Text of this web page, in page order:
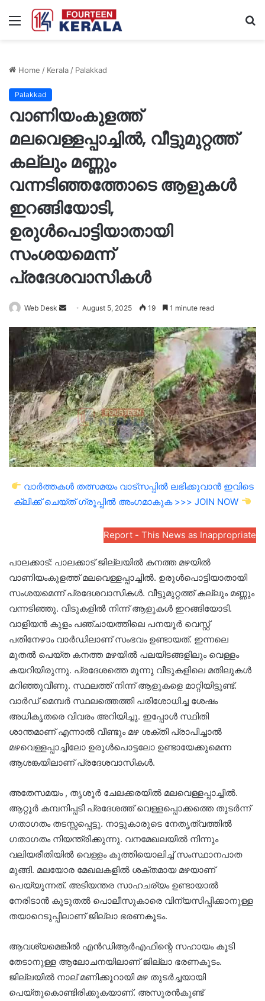
Menu
Home / Kerala/ Palakkad
Palakkad
വാണിയംകുളത്ത്
മലവെള്ളപ്പാച്ചിൽ, വീട്ടുമുറ്റത്ത്
കല്ലും മണ്ണും
വന്നടിഞ്ഞത്തോടെ ആളുകൾ
ഇറങ്ങിയോടി,
ഉരുൾപൊട്ടിയാതായി
സംശയമെന്ന്
പ്രദേശവാസികൾ
Web Desk
Send
email
August 5, 2025 19 1 minute read
വാർത്തകൾ തത്സമയം വാട്സപ്പിൽ ലഭിക്കുവാൻ ഇവിടെ
ക്ലിക്ക് ചെയ്ത് ഗ്രൂപ്പിൽ അംഗമാകുക >>> JOIN NOW
Report - This News as Inappropriate
പാലക്കാട്: പാലക്കാട് ജില്ലയിൽ കനത്ത മഴയിൽ
വാണിയംകുളത്ത് മലവെള്ളപ്പാച്ചിൽ. ഉരുൾപൊട്ടിയാതായി
സംശയമെന്ന് പ്രദേശവാസികൾ. വീട്ടുമുറ്റത്ത് കല്ലും മണ്ണും
വന്നടിഞ്ഞു. വീടുകളിൽ നിന്ന് ആളുകൾ ഇറങ്ങിയോടി.
വാളിയൻ കുളം പഞ്ചായത്തിലെ പനയൂർ വെസ്റ്റ്
പതിനേഴാം വാർഡിലാണ് സംഭവം ഉണ്ടായത്. ഇന്നലെ
മുതൽ പെയ്ത കനത്ത മഴയിൽ പലയിടങ്ങളിലും വെള്ളം
കയറിയിരുന്നു. പ്രദേശത്തെ മൂന്നു വീടുകളിലെ മതിലുകൾ
മറിഞ്ഞുവീണു. സ്ഥലത്ത് നിന്ന് ആളുകളെ മാറ്റിയിട്ടുണ്ട്.
വാർഡ് മെമ്പർ സ്ഥലത്തെത്തി പരിശോധിച്ച ശേഷം
അധികൃതരെ വിവരം അറിയിച്ചു. ഇപ്പോൾ സ്ഥിതി
ശാന്തമാണ് എന്നാൽ വീണ്ടും മഴ ശക്തി പ്രാപിച്ചാൽ
മഴവെള്ളപ്പാച്ചിലോ ഉരുൾപൊട്ടലോ ഉണ്ടായേക്കുമെന്ന
ആശങ്കയിലാണ് പ്രദേശവാസികൾ.
അതേസമയം , തൃശൂർ ചേലക്കരയിൽ മലവെള്ളപ്പാച്ചിൽ.
ആറ്റൂർ കമ്പനിപ്പടി പ്രദേശത്ത് വെള്ളപ്പൊക്കത്തെ തുടർന്ന്
ഗതാഗതം തടസ്സപ്പെട്ടു. നാട്ടുകാരുടെ നേതൃത്വത്തിൽ
ഗതാഗതം നിയന്ത്രിക്കുന്നു. വനമേഖലയിൽ നിന്നും
വലിയരീതിയിൽ വെള്ളം കുത്തിയൊലിച്ച് സംസ്ഥാനപാത
മുങ്ങി. മലയോര മേഖലകളിൽ ശക്തമായ മഴയാണ്
പെയ്യുന്നത്. അടിയന്തര സാഹചര്യം ഉണ്ടായാൽ
നേരിടാൻ കൂടുതൽ പൊലീസുകാരെ വിന്യസിപ്പിക്കാനുള്ള
തയാറെടുപ്പിലാണ് ജില്ലാ ഭരണകൂടം.
ആവശ്യമെങ്കിൽ എൻഡിആർഎഫിന്റെ സഹായം കൂടി
തേടാനുള്ള ആലോചനയിലാണ് ജില്ലാ ഭരണകൂടം.
ജില്ലയിൽ നാല് മണിക്കൂറായി മഴ തുടർച്ചയായി
പെയ്തുകൊണ്ടിരിക്കുകയാണ്. അസുരൻകുണ്ട്